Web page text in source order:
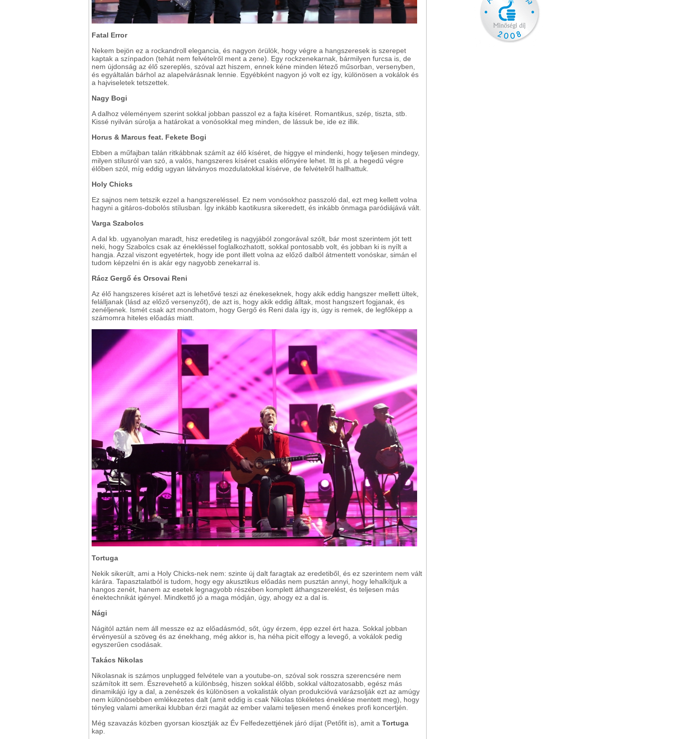
Fatal Error
Nekem bejön ez a rockandroll elegancia, és nagyon örülök, hogy végre a hangszeresek is szerepet
kaptak a színpadon (tehát nem felvételről ment a zene). Egy rockzenekarnak, bármilyen furcsa is, de
nem újdonság az élő szereplés, szóval azt hiszem, ennek kéne minden létező műsorban, versenyben,
és egyáltalán bárhol az alapelvárásnak lennie. Egyébként nagyon jó volt ez így, különösen a vokálok és
a hajviseletek tetszettek.
Nagy Bogi
A dalhoz véleményem szerint sokkal jobban passzol ez a fajta kíséret. Romantikus, szép, tiszta, stb.
Kissé nyilván súrolja a határokat a vonósokkal meg minden, de lássuk be, ide ez illik.
Horus & Marcus feat. Fekete Bogi
Ebben a műfajban talán ritkábbnak számít az élő kíséret, de higgye el mindenki, hogy teljesen mindegy,
milyen stílusról van szó, a valós, hangszeres kíséret csakis előnyére lehet. Itt is pl. a hegedű végre
élőben szól, míg eddig ugyan látványos mozdulatokkal kísérve, de felvételről hallhattuk.
Holy Chicks
Ez sajnos nem tetszik ezzel a hangszereléssel. Ez nem vonósokhoz passzoló dal, ezt meg kellett volna
hagyni a gitáros-dobolós stílusban. Így inkább kaotikusra sikeredett, és inkább önmaga paródiájává vált.
Varga Szabolcs
A dal kb. ugyanolyan maradt, hisz eredetileg is nagyjából zongorával szólt, bár most szerintem jót tett
neki, hogy Szabolcs csak az énekléssel foglalkozhatott, sokkal pontosabb volt, és jobban ki is nyílt a
hangja. Azzal viszont egyetértek, hogy ide pont illett volna az előző dalból átmentett vonóskar, simán el
tudom képzelni én is akár egy nagyobb zenekarral is.
Rácz Gergő és Orsovai Reni
Az élő hangszeres kíséret azt is lehetővé teszi az énekeseknek, hogy akik eddig hangszer mellett ültek,
felálljanak (lásd az előző versenyzőt), de azt is, hogy akik eddig álltak, most hangszert fogjanak, és
zenéljenek. Ismét csak azt mondhatom, hogy Gergő és Reni dala így is, úgy is remek, de legfőképp a
számomra hiteles előadás miatt.
Tortuga
Nekik sikerült, ami a Holy Chicks-nek nem: szinte új dalt faragtak az eredetiből, és ez szerintem nem vált
kárára. Tapasztalatból is tudom, hogy egy akusztikus előadás nem pusztán annyi, hogy lehalkítjuk a
hangos zenét, hanem az esetek legnagyobb részében komplett áthangszerelést, és teljesen más
énektechnikát igényel. Mindkettő jó a maga módján, úgy, ahogy ez a dal is.
Nági
Nágitól aztán nem áll messze ez az előadásmód, sőt, úgy érzem, épp ezzel ért haza. Sokkal jobban
érvényesül a szöveg és az énekhang, még akkor is, ha néha picit elfogy a levegő, a vokálok pedig
egyszerűen csodásak.
Takács Nikolas
Nikolasnak is számos unplugged felvétele van a youtube-on, szóval sok rosszra szerencsére nem
számítok itt sem. Észrevehető a különbség, hiszen sokkal élőbb, sokkal változatosabb, egész más
dinamikájú így a dal, a zenészek és különösen a vokalisták olyan produkcióvá varázsolják ezt az amúgy
nem különösebben emlékezetes dalt (amit eddig is csak Nikolas tökéletes éneklése mentett meg), hogy
tényleg valami amerikai klubban érzi magát az ember valami teljesen menő énekes profi koncertjén.
Még szavazás közben gyorsan kiosztják az Év Felfedezettjének járó díjat (Petőfit is), amit a Tortuga
kap.